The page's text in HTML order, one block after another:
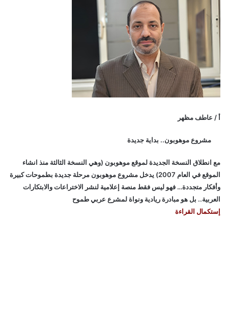
أ / عاطف مظهر
مشروع موهوبون.. بداية جديدة
مع انطلاق النسخة الجديدة لموقع موهوبون (وهي النسخة الثالثة منذ انشاء
الموقع في العام 2007) يدخل مشروع موهوبون مرحلة جديدة بطموحات كبيرة
وأفكار متجددة… فهو ليس فقط منصة إعلامية لنشر الاختراعات والابتكارات
العربية.. بل هو مبادرة ريادية ونواة لمشرع عربي طموح
إستكمال القراءة